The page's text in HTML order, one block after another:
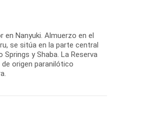
en Nanyuki. Almuerzo en el
se sitúa en la parte central
y Shaba. La Reserva
origen paranilótico